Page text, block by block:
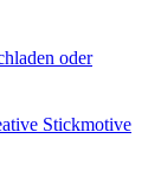
oder
Stickmotive